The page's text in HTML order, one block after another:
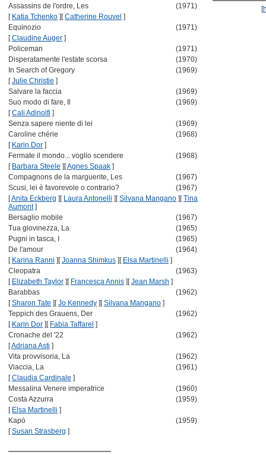
Assassins de l'ordre, Les
(1971)
[ Katia Tchenko ] [Catherine Rouvel ]
Equinozio
(1971)
[Claudine Auger ]
Policeman
(1971)
Disperatamente l'estate scorsa
(1970)
In Search of Gregory
(1969)
[Julie Christie ]
Salvare la faccia
(1969)
Suo modo di fare, Il
(1969)
[Cali Adinolfi ]
Senza sapere niente di lei
(1969)
Caroline chérie
(1968)
[ Karin Dor ]
Fermate il mondo... voglio scendere
(1968)
[ Barbara Steele ] [Agnes Spaak ]
Compagnons de la marguerite, Les
(1967)
Scusi, lei è favorevole o contrario?
(1967)
[Anita Eckberg ] [ Laura Antonelli ] [Silvana Mangano ] [Tina
Aumont]
Bersaglio mobile
(1967)
Tua giovinezza, La
(1965)
Pugni in tasca, I
(1965)
De l'amour
(1964)
[ Karina Ranni ] [Joanna Shimkus ] [ Elsa Martinelli ]
Cleopatra
(1963)
[ Elizabeth Taylor ] [ Francesca Annis ] [Jean Marsh ]
Barabbas
(1962)
[Sharon Tate ] [Jo Kennedy ] [Silvana Mangano ]
Teppich des Grauens, Der
(1962)
[ Karin Dor ] [ Fabia Taffarel ]
Cronache del '22
(1962)
[Adriana Asti ]
Vita provvisoria, La
(1962)
Viaccia, La
(1961)
[Claudia Cardinale ]
Messalina Venere imperatrice
(1960)
Costa Azzurra
(1959)
[ Elsa Martinelli ]
Kapò
(1959)
[Susan Strasberg ]
[